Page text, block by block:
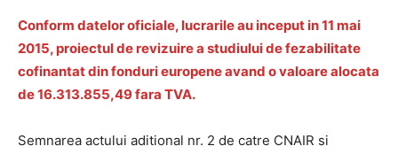
Conform datelor oficiale, lucrarile au inceput in 11 mai
2015, proiectul de revizuire a studiului de fezabilitate
cofinantat din fonduri europene avand o valoare alocata
de 16.313.855,49 fara TVA.
Semnarea actului aditional nr. 2 de catre CNAIR si